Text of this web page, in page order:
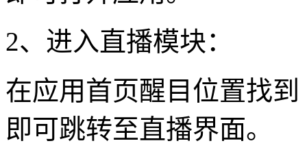
2、进入直播模块：
在应用首页醒目位置找
即可跳转至直播界面。